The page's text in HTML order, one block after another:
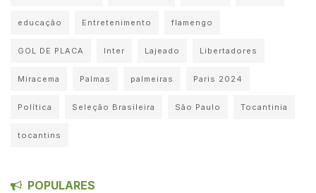
educação Entretenimento flamengo
GOL DE PLACA Inter Lajeado Libertadores
Miracema Palmas palmeiras Paris 2024
Política Seleção Brasileira São Paulo Tocantinia
tocantins
POPULARES